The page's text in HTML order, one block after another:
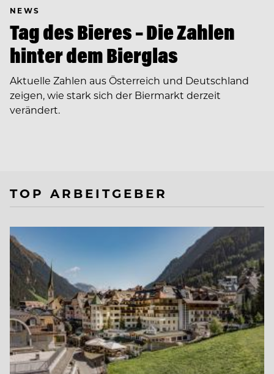
NEWS
Tag des Bieres – Die Zahlen
hinter dem Bierglas
Aktuelle Zahlen aus Österreich und Deutschland
zeigen, wie stark sich der Biermarkt derzeit
verändert.
TOP ARBEITGEBER